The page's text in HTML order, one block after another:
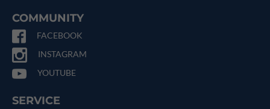
COMMUNITY
FACEBOOK
INSTAGRAM
YOUTUBE
SERVICE